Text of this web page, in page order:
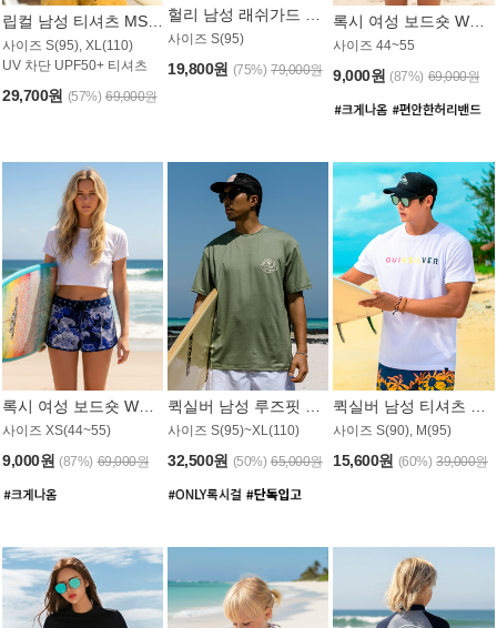
사이즈 S(95), XL(110)
UV 차단 UPF50+ 티셔츠
29,700원 (57%) 69,000원
사이즈 S(95)
19,800원 (75%) 79,000원
사이즈 44~55
9,000원 (87%) 69,000원
사이즈 XS(44~55)
9,000원 (87%) 69,000원
사이즈 S(95)~XL(110)
32,500원 (50%) 65,000원
사이즈 S(90), M(95)
15,600원 (60%) 39,000원